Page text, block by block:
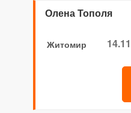
Олена Тополя
Житомир